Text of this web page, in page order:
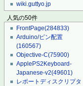
wiki.guttyo.jp
人気の50件
FrontPage(284833)
Arduino/ピン配置
(160567)
Objective-C(75900)
ApplePS2Keyboard-
Japanese-v2(49601)
レポートディスクリプタ